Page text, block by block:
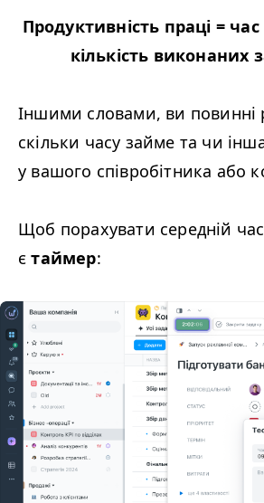
Продуктивність праці =
кількість виконаних
Іншими словами, ви повинні
скільки часу займе та чи
у вашого співробітника або
Щоб порахувати середній
єтаймер: